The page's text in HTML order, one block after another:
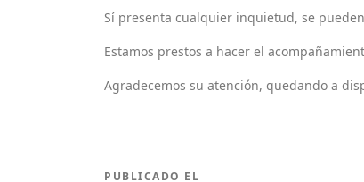
Sí presenta cualquier inquietud, se
Estamos prestos a hacer el
Agradecemos su atención, quedando a
PUBLICADO EL